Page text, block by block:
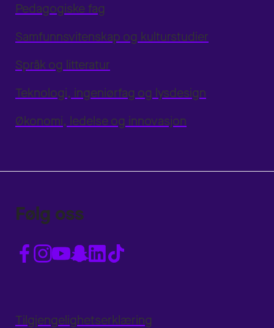
Pedagogiske fag
Samfunnsvitenskap og kulturstudier
Språk og litteratur
Teknologi, ingeniørfag og lysdesign
Økonomi, ledelse og innovasjon
Følg oss
Tilgjengelighetserklæring